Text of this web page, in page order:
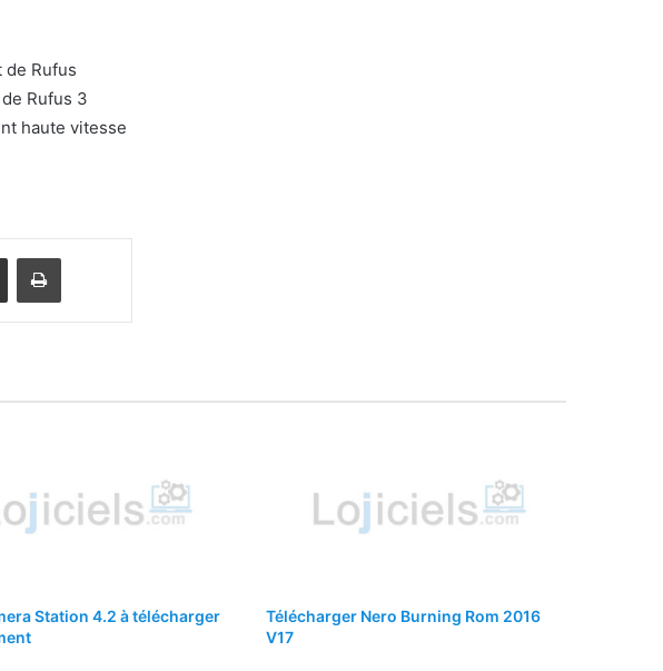
Rufus
Rufus 3
haute vitesse
Partager par email Imprimer
Station 4.2 à télécharger
Télécharger Nero Burning Rom 2016
V17